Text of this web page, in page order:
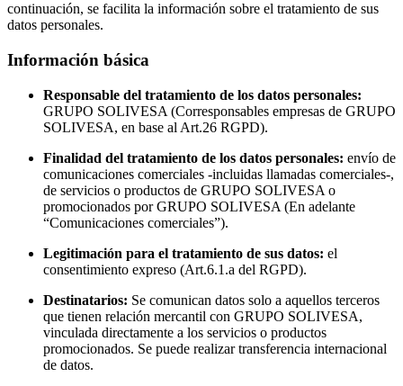
continuación, se facilita la información sobre el tratamiento de sus
datos personales.
Información básica
Responsable del tratamiento de los datos personales:
GRUPO SOLIVESA (Corresponsables empresas de GRUPO
SOLIVESA, en base al Art.26 RGPD).
Finalidad del tratamiento de los datos personales: envío de
comunicaciones comerciales -incluidas llamadas comerciales-,
de servicios o productos de GRUPO SOLIVESA o
promocionados por GRUPO SOLIVESA (En adelante
“Comunicaciones comerciales”).
Legitimación para el tratamiento de sus datos: el
consentimiento expreso (Art.6.1.a del RGPD).
Destinatarios: Se comunican datos solo a aquellos terceros
que tienen relación mercantil con GRUPO SOLIVESA,
vinculada directamente a los servicios o productos
promocionados. Se puede realizar transferencia internacional
de datos.